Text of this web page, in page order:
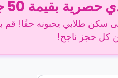
50 جنيهًا إسترلينيًا
سكن طلابي يحبونه حقًا! قم